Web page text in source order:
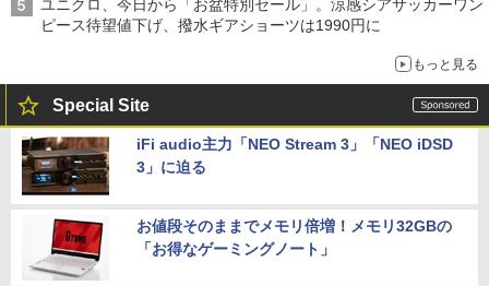
ユニクロ、今日から「お盆特別セール」。涼感シアサッカーワン
ピース待望値下げ、撥水ギアショーツは1990円に
もっと見る
Special Site
iFi audio主力「NEO Stream 3」「NEO iDSD
3」に迫る
お値段そのままでメモリ倍増！メモリ32GBの
「お得なゲーミングノート」